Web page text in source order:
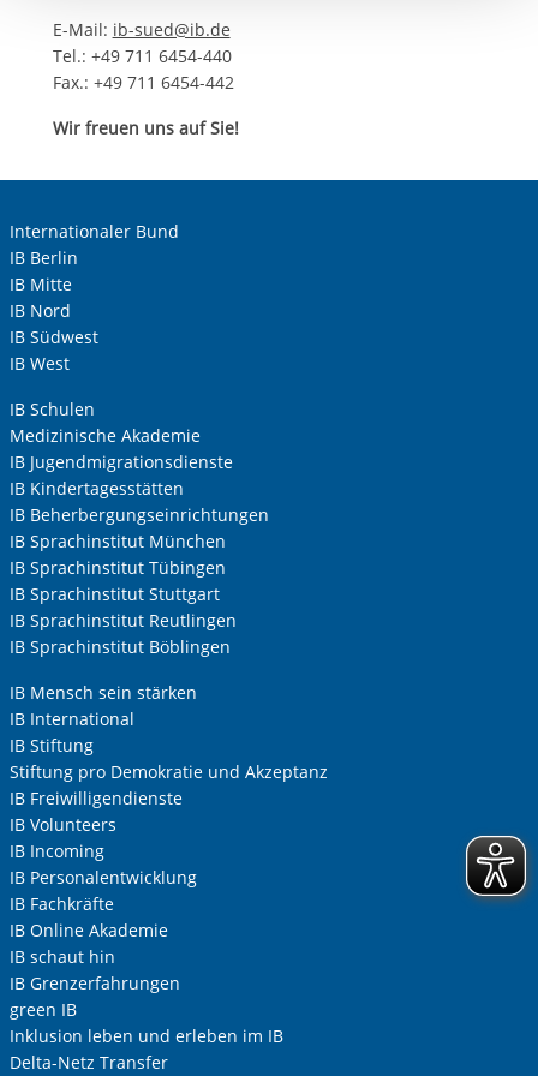
E-Mail: ib-sued@ib.de
Tel.: +49 711 6454-440
Fax.: +49 711 6454-442
Wir freuen uns auf Sie!
Internationaler Bund
IB Berlin
IB Mitte
IB Nord
IB Südwest
IB West
IB Schulen
Medizinische Akademie
IB Jugendmigrationsdienste
IB Kindertagesstätten
IB Beherbergungseinrichtungen
IB Sprachinstitut München
IB Sprachinstitut Tübingen
IB Sprachinstitut Stuttgart
IB Sprachinstitut Reutlingen
IB Sprachinstitut Böblingen
IB Mensch sein stärken
IB International
IB Stiftung
Stiftung pro Demokratie und Akzeptanz
IB Freiwilligendienste
IB Volunteers
IB Incoming
IB Personalentwicklung
IB Fachkräfte
IB Online Akademie
IB schaut hin
IB Grenzerfahrungen
green IB
Inklusion leben und erleben im IB
Delta-Netz Transfer